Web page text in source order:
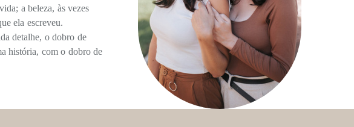
a beleza, às vezes
ela escreveu.
detalhe, o dobro de
história, com o dobro de